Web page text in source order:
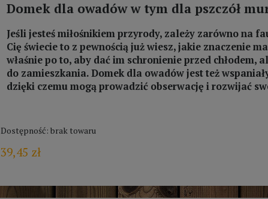
Domek dla owadów w tym dla pszczół
Jeśli jesteś miłośnikiem przyrody, zależy zarówno na
Cię świecie to z pewnością już wiesz, jakie znaczenie
właśnie po to, aby dać im schronienie przed chłodem,
do zamieszkania. Domek dla owadów jest też
dzięki czemu mogą prowadzić obserwację i rozwijać
Dostępność: brak towaru
39,45 zł